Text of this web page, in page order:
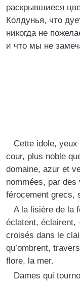
раскрывшиеся
Колдунья, что
никогда не
и что мы не
Cette idole,
cour, plus noble
domaine, azur et
nommées, par
férocement grecs,
A la lisière de la
éclatent, éclairent,
croisés dans le
qu’ombrent,
flore, la mer.
Dames qui